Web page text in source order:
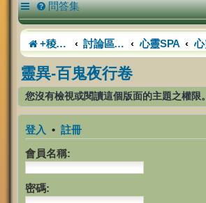
問答集
+稜鏡之森+ 討論區首頁 心靈SPA
靈異-百鬼夜行卷
您沒有檢視或閱讀這個版面的主題之權限。
登入 • 註冊
會員名稱:
密碼: